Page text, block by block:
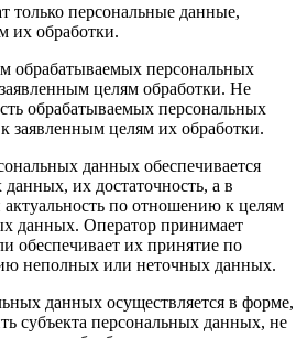
только персональные данные,
их обработки.
обрабатываемых персональных
целям обработки. Не
обрабатываемых персональных
целям их обработки.
данных обеспечивается
их достаточность, а в
по отношению к целям
данных. Оператор принимает
обеспечивает их принятие по
неполных или неточных данных.
данных осуществляется в форме,
субъекта персональных данных, не